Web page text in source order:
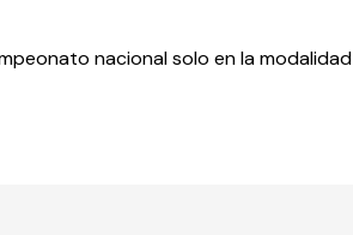
nacional solo en la modalidad